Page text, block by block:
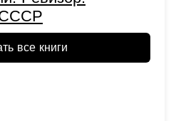
СССР
все книги